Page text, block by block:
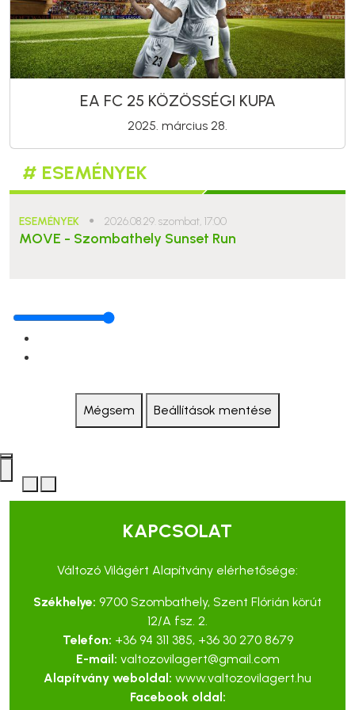
EA FC 25 KÖZÖSSÉGI KUPA
2025. március 28.
# ESEMÉNYEK
ESEMÉNYEK ● 2026.08.29. szombat, 17:00
MOVE - Szombathely Sunset Run
Mégsem Beállítások mentése
KAPCSOLAT
Változó Világért Alapítvány elérhetősége:
Székhelye: 9700 Szombathely, Szent Flórián körút
12/A fsz. 2.
Telefon: +36 94 311 385, +36 30 270 8679
E-mail: valtozovilagert@gmail.com
Alapítvány weboldal: www.valtozovilagert.hu
Facebook oldal: